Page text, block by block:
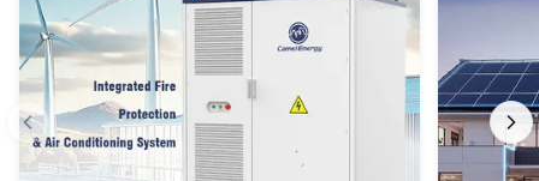
F
Faye F
AnguillaApr 3.2026
Very much needed product. Used it to charge my phone
when my electricity went out. Still using the same battery
charge. Great product for the price. Love that I can just put
this item in my vehicle because it's so portable.